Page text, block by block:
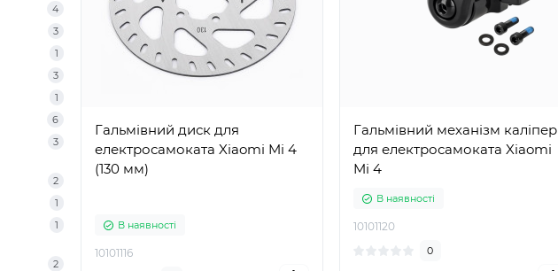
4
3
1
3
1
6
3
2
1
1
2
Гальмівний диск для
електросамоката Xiaomi Mi 4
(130 мм)
В наявності
10101116
Гальмівний механізм каліпер
для електросамоката Xiaomi
Mi 4
В наявності
10101120
0